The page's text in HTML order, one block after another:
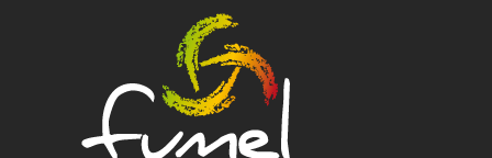
RENDEZ-VOUS EN LIGNE